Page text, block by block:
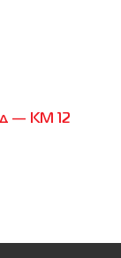
— КМ 12